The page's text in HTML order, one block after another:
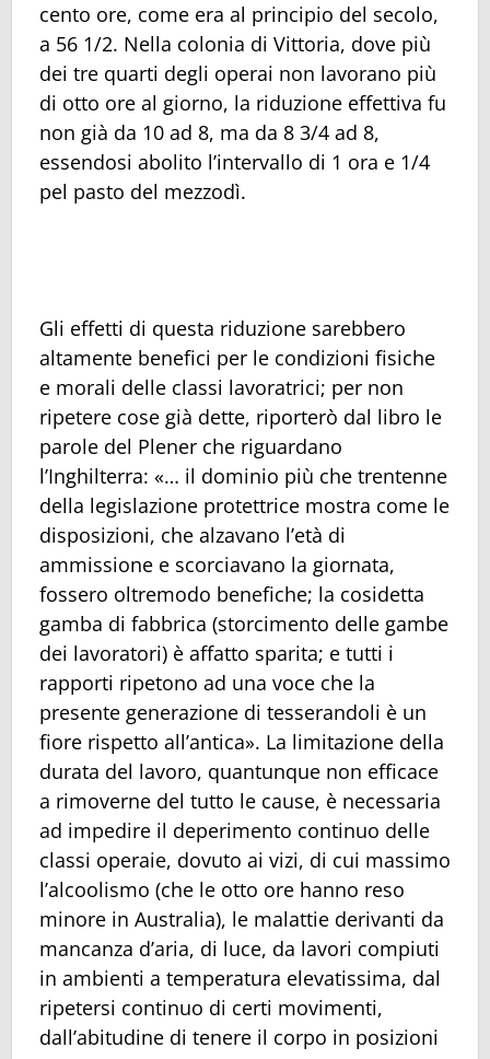
cento ore, come era al principio del secolo,
a 56 1/2. Nella colonia di Vittoria, dove più
dei tre quarti degli operai non lavorano più
di otto ore al giorno, la riduzione effettiva fu
non già da 10 ad 8, ma da 8 3/4 ad 8,
essendosi abolito l’intervallo di 1 ora e 1/4
pel pasto del mezzodì.
Gli effetti di questa riduzione sarebbero
altamente benefici per le condizioni fisiche
e morali delle classi lavoratrici; per non
ripetere cose già dette, riporterò dal libro le
parole del Plener che riguardano
l’Inghilterra: «… il dominio più che trentenne
della legislazione protettrice mostra come le
disposizioni, che alzavano l’età di
ammissione e scorciavano la giornata,
fossero oltremodo benefiche; la cosidetta
gamba di fabbrica (storcimento delle gambe
dei lavoratori) è affatto sparita; e tutti i
rapporti ripetono ad una voce che la
presente generazione di tesserandoli è un
fiore rispetto all’antica». La limitazione della
durata del lavoro, quantunque non efficace
a rimoverne del tutto le cause, è necessaria
ad impedire il deperimento continuo delle
classi operaie, dovuto ai vizi, di cui massimo
l’alcoolismo (che le otto ore hanno reso
minore in Australia), le malattie derivanti da
mancanza d’aria, di luce, da lavori compiuti
in ambienti a temperatura elevatissima, dal
ripetersi continuo di certi movimenti,
dall’abitudine di tenere il corpo in posizioni